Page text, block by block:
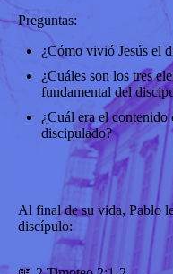
Preguntas:
¿Cómo vivió Jesús el
¿Cuáles son los tres
fundamental del
¿Cuál era el contenido
discipulado?
Al final de su vida, Pablo
discípulo: